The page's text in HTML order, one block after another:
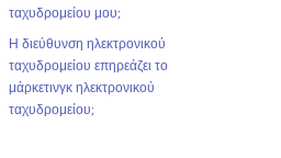
ταχυδρομείου μου;
Η διεύθυνση ηλεκτρονικού
ταχυδρομείου επηρεάζει το
μάρκετινγκ ηλεκτρονικού
ταχυδρομείου;